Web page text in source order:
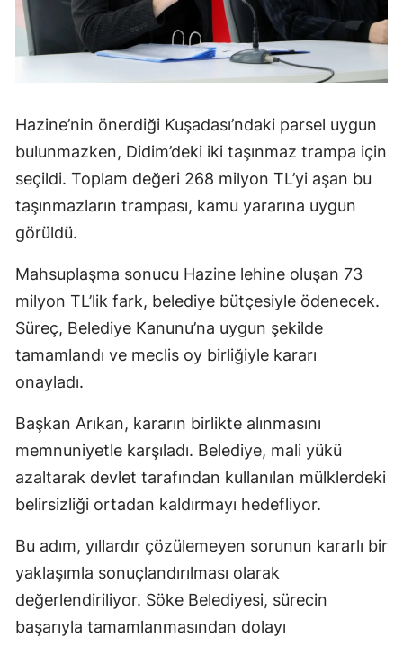
Hazine’nin önerdiği Kuşadası’ndaki parsel uygun
bulunmazken, Didim’deki iki taşınmaz trampa için
seçildi. Toplam değeri 268 milyon TL’yi aşan bu
taşınmazların trampası, kamu yararına uygun
görüldü.
Mahsuplaşma sonucu Hazine lehine oluşan 73
milyon TL’lik fark, belediye bütçesiyle ödenecek.
Süreç, Belediye Kanunu’na uygun şekilde
tamamlandı ve meclis oy birliğiyle kararı
onayladı.
Başkan Arıkan, kararın birlikte alınmasını
memnuniyetle karşıladı. Belediye, mali yükü
azaltarak devlet tarafından kullanılan mülklerdeki
belirsizliği ortadan kaldırmayı hedefliyor.
Bu adım, yıllardır çözülemeyen sorunun kararlı bir
yaklaşımla sonuçlandırılması olarak
değerlendiriliyor. Söke Belediyesi, sürecin
başarıyla tamamlanmasından dolayı